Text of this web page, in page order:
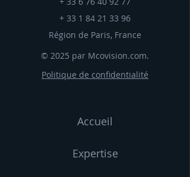
+ 33 1 84 21 33 96
Région de Paris, France
© 2025 par Mcovision.com.
Politique de confidentialité
Accueil
Expertise